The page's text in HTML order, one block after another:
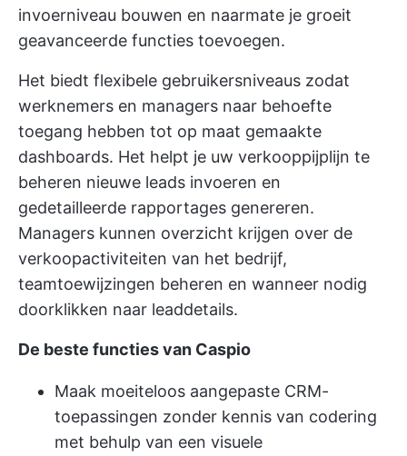
invoerniveau bouwen en naarmate je groeit
geavanceerde functies toevoegen.
Het biedt flexibele gebruikersniveaus zodat
werknemers en managers naar behoefte
toegang hebben tot op maat gemaakte
dashboards. Het helpt je uw verkooppijplijn te
beheren nieuwe leads invoeren en
gedetailleerde rapportages genereren.
Managers kunnen overzicht krijgen over de
verkoopactiviteiten van het bedrijf,
teamtoewijzingen beheren en wanneer nodig
doorklikken naar leaddetails.
De beste functies van Caspio
Maak moeiteloos aangepaste CRM-
toepassingen zonder kennis van codering
met behulp van een visuele